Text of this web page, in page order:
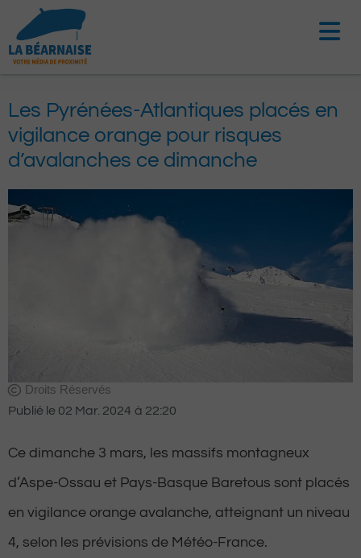
contenu
Les Pyrénées-Atlantiques placés en
vigilance orange pour risques
d’avalanches ce dimanche
Droits Réservés
Publié le 02 Mar. 2024 à 22:20
Ce dimanche 3 mars, les massifs montagneux
d’Aspe-Ossau et Pays-Basque Baretous sont placés
en vigilance orange avalanche, atteignant un niveau
4, selon les prévisions de Météo-France.